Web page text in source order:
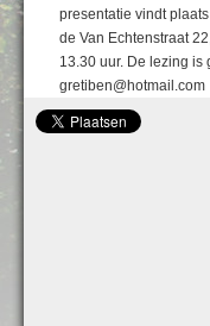
presentatie vindt
de Van Echtenstraat
13.30 uur. De lezing is
gretiben@hotmail.com